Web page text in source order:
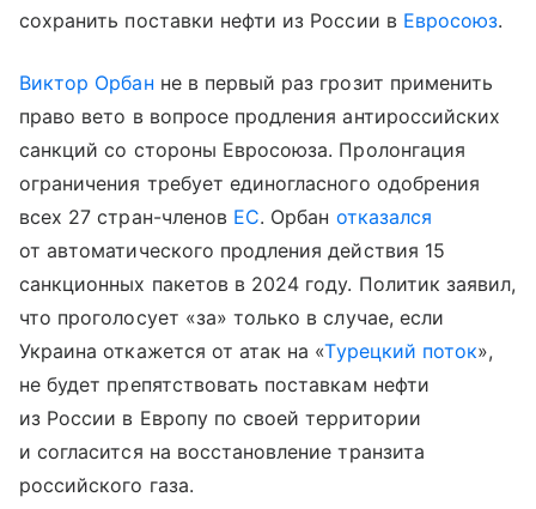
сохранить поставки нефти из России в Евросоюз.
Виктор Орбан не в первый раз грозит применить
право вето в вопросе продления антироссийских
санкций со стороны Евросоюза. Пролонгация
ограничения требует единогласного одобрения
всех 27 стран-членов ЕС. Орбан отказался
от автоматического продления действия 15
санкционных пакетов в 2024 году. Политик заявил,
что проголосует «за» только в случае, если
Украина откажется от атак на «Турецкий поток»,
не будет препятствовать поставкам нефти
из России в Европу по своей территории
и согласится на восстановление транзита
российского газа.